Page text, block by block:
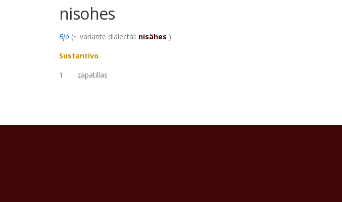
nisohes
Bjo (~ variante dialectal: nisähes )
Sustantivo
1
zapatillas